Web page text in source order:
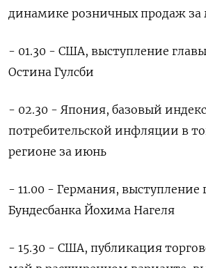
динамике розничных продаж за
- 01.30 - США, ​выступление
‌Остина Гулсби
- 02.30 - Япония, базовый ​индекс
потребительской инфляции в
регионе ‌за июнь
- 11.00 - Германия, выступление
Бундесбанка Йохима Нагеля
- 15.30 - США, ​публикация